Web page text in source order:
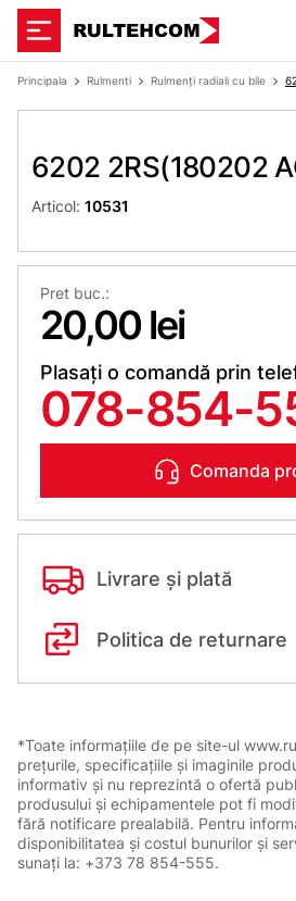
Principala Rulmenti Rulmenți radiali cu bile
6202 2RS(180202
Articol: 10531
Pret buc.:
20,00 lei
Plasați o comandă prin
078-854-
Comanda
Livrare și plată
Politica de returnare
*Toate informațiile de pe site-ul
prețurile, specificațiile și imaginile
informativ și nu reprezintă o ofertă
produsului și echipamentele pot fi
fără notificare prealabilă. Pentru
disponibilitatea și costul bunurilor și
sunați la: +373 78 854-555.